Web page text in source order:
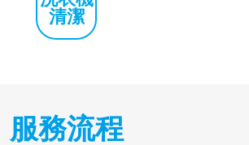
清潔
服務流程